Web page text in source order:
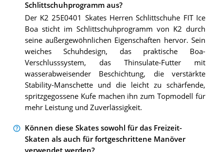
Schlittschuhprogramm aus?
Der K2 25E0401 Skates Herren Schlittschuhe FIT Ice
Boa sticht im Schlittschuhprogramm von K2 durch
seine außergewöhnlichen Eigenschaften hervor. Sein
weiches Schuhdesign, das praktische Boa-
Verschlusssystem, das Thinsulate-Futter mit
wasserabweisender Beschichtung, die verstärkte
Stability-Manschette und die leicht zu schärfende,
spritzgegossene Kufe machen ihn zum Topmodell für
mehr Leistung und Zuverlässigkeit.
Können diese Skates sowohl für das Freizeit-
Skaten als auch für fortgeschrittene Manöver